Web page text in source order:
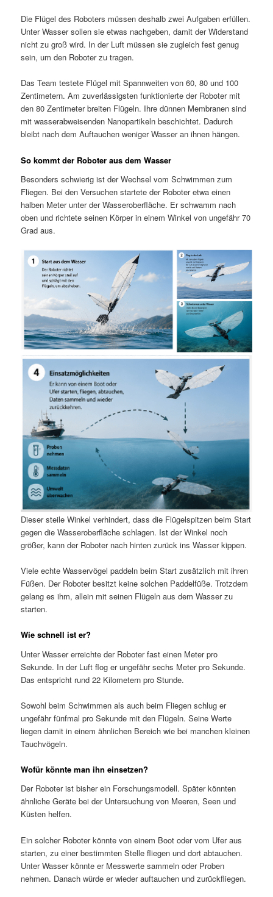
Die Flügel des Roboters müssen deshalb zwei Aufgaben erfüllen.
Unter Wasser sollen sie etwas nachgeben, damit der Widerstand
nicht zu groß wird. In der Luft müssen sie zugleich fest genug
sein, um den Roboter zu tragen.
Das Team testete Flügel mit Spannweiten von 60, 80 und 100
Zentimetern. Am zuverlässigsten funktionierte der Roboter mit
den 80 Zentimeter breiten Flügeln. Ihre dünnen Membranen sind
mit wasserabweisenden Nanopartikeln beschichtet. Dadurch
bleibt nach dem Auftauchen weniger Wasser an ihnen hängen.
So kommt der Roboter aus dem Wasser
Besonders schwierig ist der Wechsel vom Schwimmen zum
Fliegen. Bei den Versuchen startete der Roboter etwa einen
halben Meter unter der Wasseroberfläche. Er schwamm nach
oben und richtete seinen Körper in einem Winkel von ungefähr 70
Grad aus.
Dieser steile Winkel verhindert, dass die Flügelspitzen beim Start
gegen die Wasseroberfläche schlagen. Ist der Winkel noch
größer, kann der Roboter nach hinten zurück ins Wasser kippen.
Viele echte Wasservögel paddeln beim Start zusätzlich mit ihren
Füßen. Der Roboter besitzt keine solchen Paddelfüße. Trotzdem
gelang es ihm, allein mit seinen Flügeln aus dem Wasser zu
starten.
Wie schnell ist er?
Unter Wasser erreichte der Roboter fast einen Meter pro
Sekunde. In der Luft flog er ungefähr sechs Meter pro Sekunde.
Das entspricht rund 22 Kilometern pro Stunde.
Sowohl beim Schwimmen als auch beim Fliegen schlug er
ungefähr fünfmal pro Sekunde mit den Flügeln. Seine Werte
liegen damit in einem ähnlichen Bereich wie bei manchen kleinen
Tauchvögeln.
Wofür könnte man ihn einsetzen?
Der Roboter ist bisher ein Forschungsmodell. Später könnten
ähnliche Geräte bei der Untersuchung von Meeren, Seen und
Küsten helfen.
Ein solcher Roboter könnte von einem Boot oder vom Ufer aus
starten, zu einer bestimmten Stelle fliegen und dort abtauchen.
Unter Wasser könnte er Messwerte sammeln oder Proben
nehmen. Danach würde er wieder auftauchen und zurückfliegen.